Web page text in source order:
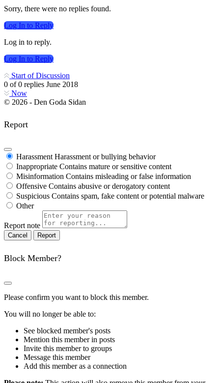
Sorry, there were no replies found.
Log In to Reply
Log in to reply.
Log In to Reply
Start of Discussion
0 of0 replies June 2018
Now
© 2026 - Den Goda Sidan
Report
Harassment Harassment or bullying behavior
Inappropriate Contains mature or sensitive content
Misinformation Contains misleading or false information
Offensive Contains abusive or derogatory content
Suspicious Contains spam, fake content or potential malware
Other
Report note
Report
Block Member?
Please confirm you want to block this member.
You will no longer be able to:
See blocked member's posts
Mention this member in posts
Invite this member to groups
Message this member
Add this member as a connection